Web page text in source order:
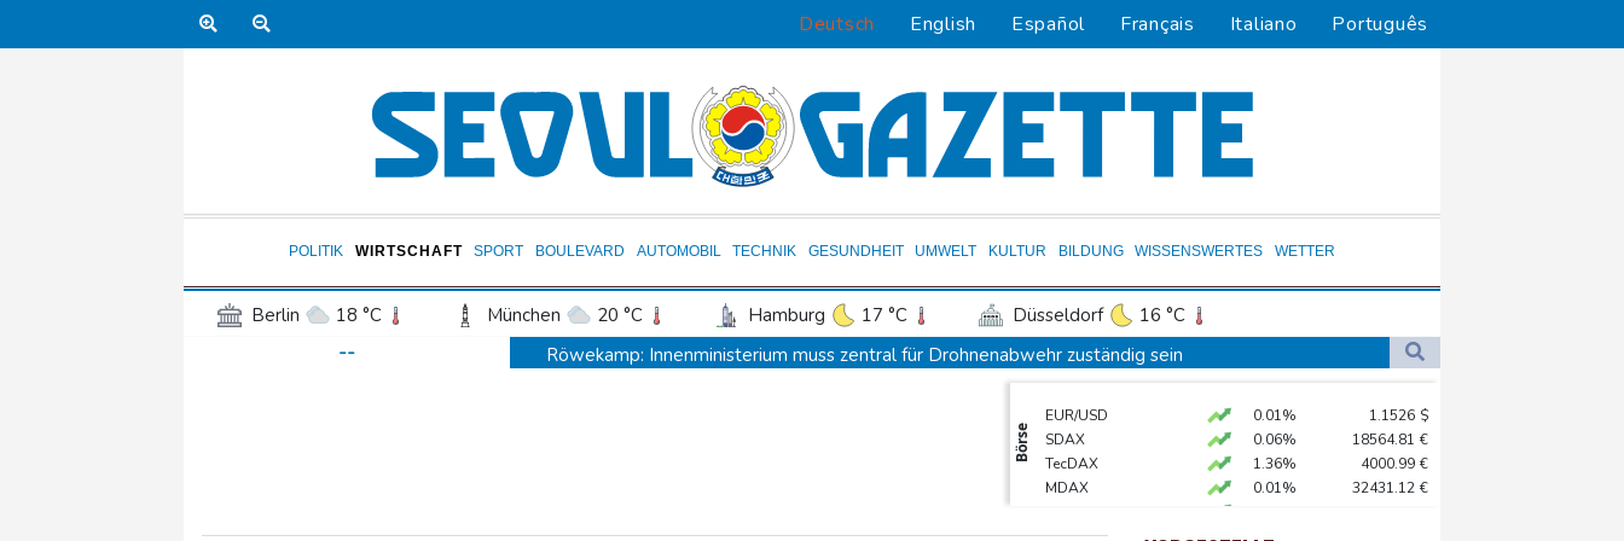
Deutsch English Español Français Italiano Português
POLITIK WIRTSCHAFT SPORT BOULEVARD AUTOMOBIL TECHNIK GESUNDHEIT UMWELT KULTUR BILDUNG WISSENSWERTES WETTER
Berlin 18 °C München 20 °C Hamburg 17 °C Düsseldorf
16 °C
Frankfurt am Main
Potsdam 18 °C Leipzig 17 °C Dortmund
Bremen
Wien
--
Röwekamp: Innenministerium muss zentral für Drohnenabwehr zuständig sein
Erdogan reist zu Dreier-Gipfel mit Pakistan nach Saudi-Arabien
58 Soldaten im Jemen bei Huthi-Angriffen getötet - Regierung kündigt Vergeltung an
Börse
EUR/USD 0.01% 1.1526 $
SDAX
0.06% 18564.81 €
TecDAX
1.36% 4000.99 €
MDAX
0.01% 32431.12 €
Euro STOXX 50
0.39%